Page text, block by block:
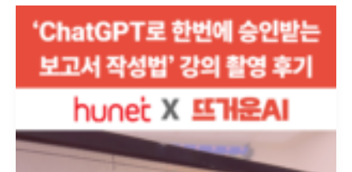
활
용
보
작